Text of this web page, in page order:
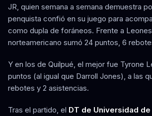
JR, quien semana a semana demuestra
penquista confió en su juego para
como dupla de foráneos. Frente a
norteamericano sumó 24 puntos, 6
Y en los de Quilpué, el mejor fue Tyrone
puntos (al igual que Darroll Jones), a las
rebotes y 2 asistencias.
Tras el partido, el DT de Universidad